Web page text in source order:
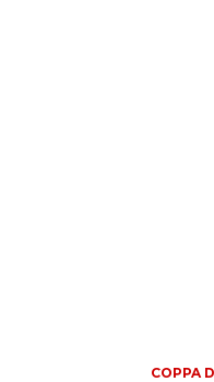
COPPA